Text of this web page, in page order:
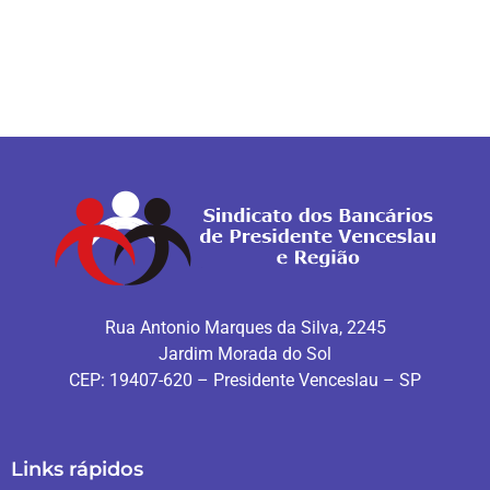
Rua Antonio Marques da Silva, 2245
Jardim Morada do Sol
CEP: 19407-620 – Presidente Venceslau – SP
Links rápidos